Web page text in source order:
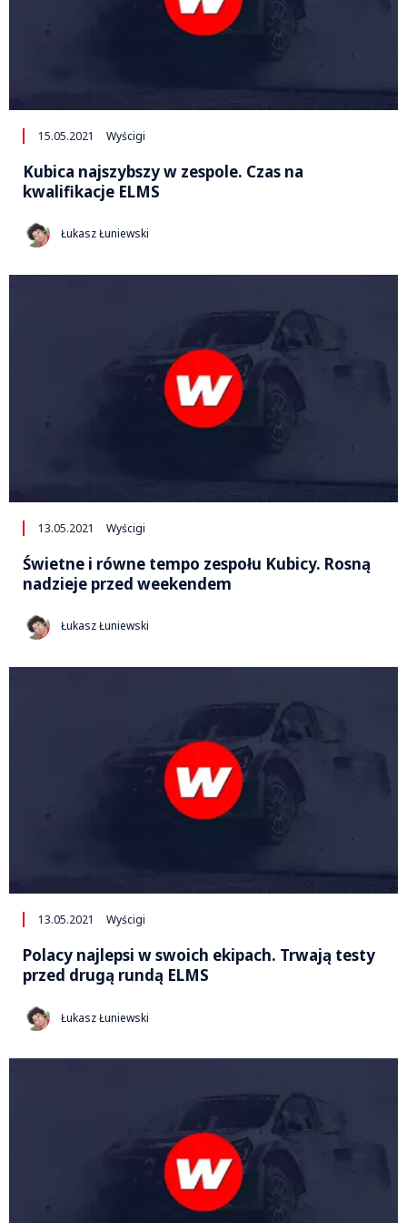
15.05.2021 Wyścigi
Kubica najszybszy w zespole. Czas na
kwalifikacje ELMS
Łukasz Łuniewski
13.05.2021 Wyścigi
Świetne i równe tempo zespołu Kubicy. Rosną
nadzieje przed weekendem
Łukasz Łuniewski
13.05.2021 Wyścigi
Polacy najlepsi w swoich ekipach. Trwają testy
przed drugą rundą ELMS
Łukasz Łuniewski